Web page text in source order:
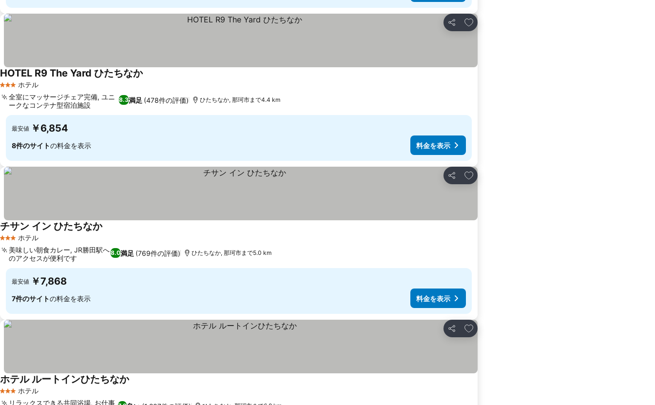
シェア
お気に入りに追加
3 ホテルのランク
ホテル
HOTEL R9 The Yard ひたちなか
8.3満足 (478件の評価)
全室にマッサージチェア完備, ユニ
ークなコンテナ型宿泊施設
ひたちなか, 那珂市まで4.4 km
最安値 ￥6,854
8件のサイトの料金を表示 料金を表示
シェア
お気に入りに追加
3 ホテルのランク
ホテル
チサン イン ひたちなか
8.0満足 (769件の評価)
美味しい朝食カレー, JR勝田駅へ
のアクセスが便利です
ひたちなか, 那珂市まで5.0 km
最安値 ￥7,868
7件のサイトの料金を表示 料金を表示
シェア
お気に入りに追加
3 ホテルのランク
ホテル
ホテル ルートインひたちなか
リラックスできる共同浴場, お仕事